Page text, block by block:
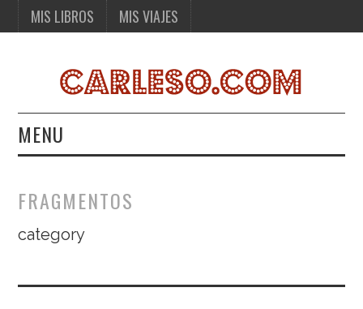
MIS LIBROS MIS VIAJES
MENU
MIS VIAJES
FRAGMENTOS
category